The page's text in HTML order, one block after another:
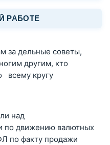
РАБОТЕ
за дельные советы,
другим, кто
всему кругу
над
по движению валютных
по факту продажи